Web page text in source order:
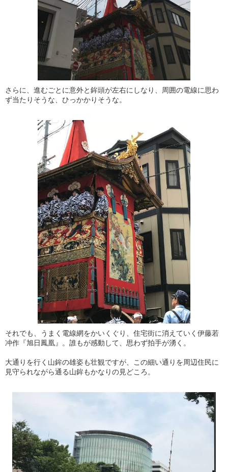
さらに、進むごとに意外と鉾頭が左右にしなり、周囲の電線に思わ
ず当たりそうな、ひっかかりそうな。
それでも、うまく電線網をかいくぐり、住宅街に消えていく伊藤若
冲作『旭日鳳凰』。誰もが感動して、思わず拍手が湧く。
大通りを行く山鉾の雄姿も壮観ですが、この細い通りを周辺住民に
見守られながら通る山鉾もかなりの見どころ。